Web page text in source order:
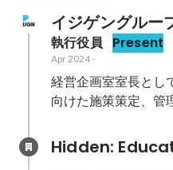
イジゲングルー
執行役員 Present
Apr 2024-
経営企画室室長とし
向けた施策策定、管